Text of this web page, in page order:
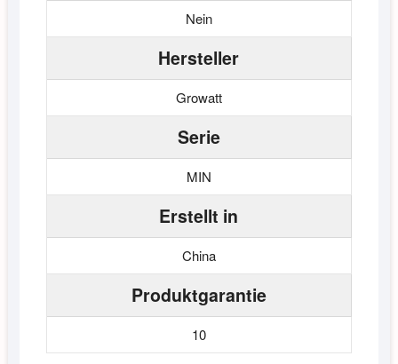
Nein
Hersteller
Growatt
Serie
MIN
Erstellt in
China
Produktgarantie
10